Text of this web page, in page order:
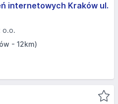
internetowych Kraków ul.
o.o.
- 12km)